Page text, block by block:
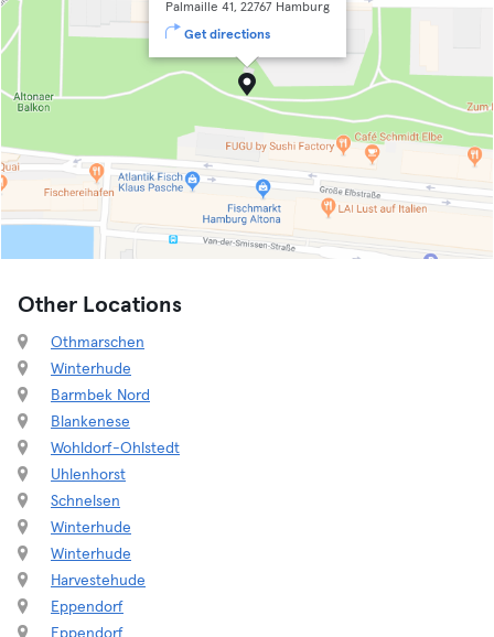
Palmaille 41, 22767 Hamburg
Get directions
Other Locations
Othmarschen
Winterhude
Barmbek Nord
Blankenese
Wohldorf-Ohlstedt
Uhlenhorst
Schnelsen
Winterhude
Winterhude
Harvestehude
Eppendorf
Eppendorf